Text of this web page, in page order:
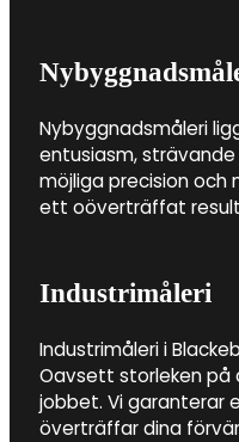
Nybyggnadsmåleri
entusiasm,
möjliga precision
ett oöverträffat
Industrimåleri
Industrimåleri i
Oavsett storleken på
jobbet. Vi garanterar
överträffar dina